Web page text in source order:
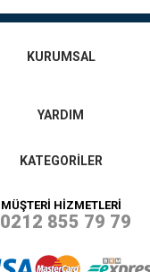
KURUMSAL
YARDIM
KATEGORİLER
MÜŞTERİ HİZMETLERİ
0212 855 79 79